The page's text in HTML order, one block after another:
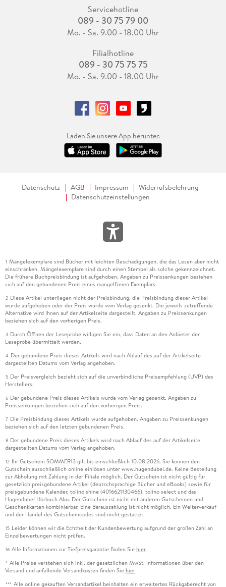
Servicehotline
089 - 30 75 79 00
Mo. - Sa. 9.00 - 18.00 Uhr
Filialhotline
089 - 30 75 75 75
Mo. - Sa. 9.00 - 18.00 Uhr
Laden Sie unsere App herunter.
Datenschutz AGB Impressum
Widerrufsbelehrung
Datenschutzeinstellungen
1 Mängelexemplare sind Bücher mit leichten Beschädigungen, die das Lesen aber nicht
einschränken. Mängelexemplare sind durch einen Stempel als solche gekennzeichnet.
Die frühere Buchpreisbindung ist aufgehoben. Angaben zu Preissenkungen beziehen
sich auf den gebundenen Preis eines mangelfreien Exemplars.
2 Diese Artikel unterliegen nicht der Preisbindung, die Preisbindung dieser Artikel
wurde aufgehoben oder der Preis wurde vom Verlag gesenkt. Die jeweils zutreffende
Alternative wird Ihnen auf der Artikelseite dargestellt. Angaben zu Preissenkungen
beziehen sich auf den vorherigen Preis.
3 Durch Öffnen der Leseprobe willigen Sie ein, dass Daten an den Anbieter der
Leseprobe übermittelt werden.
4 Der gebundene Preis dieses Artikels wird nach Ablauf des auf der Artikelseite
dargestellten Datums vom Verlag angehoben.
5 Der Preisvergleich bezieht sich auf die unverbindliche Preisempfehlung (UVP) des
Herstellers.
6 Der gebundene Preis dieses Artikels wurde vom Verlag gesenkt. Angaben zu
Preissenkungen beziehen sich auf den vorherigen Preis.
7 Die Preisbindung dieses Artikels wurde aufgehoben. Angaben zu Preissenkungen
beziehen sich auf den letzten gebundenen Preis.
8 Der gebundene Preis dieses Artikels wird nach Ablauf des auf der Artikelseite
dargestellten Datums vom Verlag angehoben.
12 Ihr Gutschein SOMMER13 gilt bis einschließlich 10.08.2026. Sie können den
Gutschein ausschließlich online einlösen unter www.hugendubel.de. Keine Bestellung
zur Abholung mit Zahlung in der Filiale möglich. Der Gutschein ist nicht gültig für
gesetzlich preisgebundene Artikel (deutschsprachige Bücher und eBooks) sowie für
preisgebundene Kalender, tolino shine (4016621130466), tolino select und das
Hugendubel Hörbuch Abo. Der Gutschein ist nicht mit anderen Gutscheinen und
Geschenkkarten kombinierbar. Eine Barauszahlung ist nicht möglich. Ein Weiterverkauf
und der Handel des Gutscheincodes sind nicht gestattet.
15 Leider können wir die Echtheit der Kundenbewertung aufgrund der großen Zahl an
Einzelbewertungen nicht prüfen.
16 Alle Informationen zur Tiefpreisgarantie finden Sie hier
* Alle Preise verstehen sich inkl. der gesetzlichen MwSt. Informationen über den
Versand und anfallende Versandkosten finden Sie hier
*** Alle online gekauften Versandartikel beinhalten ein erweitertes Rückgaberecht von